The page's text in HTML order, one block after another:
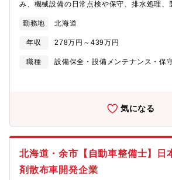
み、機械設備の日常点検や保守、排水処理、
11名、三交替：9名）★業界未経験・職種未
勤務地 北海道
年収 278万円～439万円
職種
設備保全・設備メンテナンス・保
気になる
北海道・余市【自動車整備士】日
剤散布車開発企業